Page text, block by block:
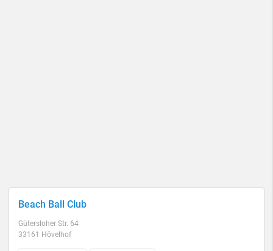
Beach Ball Club
Gütersloher Str. 64
33161 Hövelhof